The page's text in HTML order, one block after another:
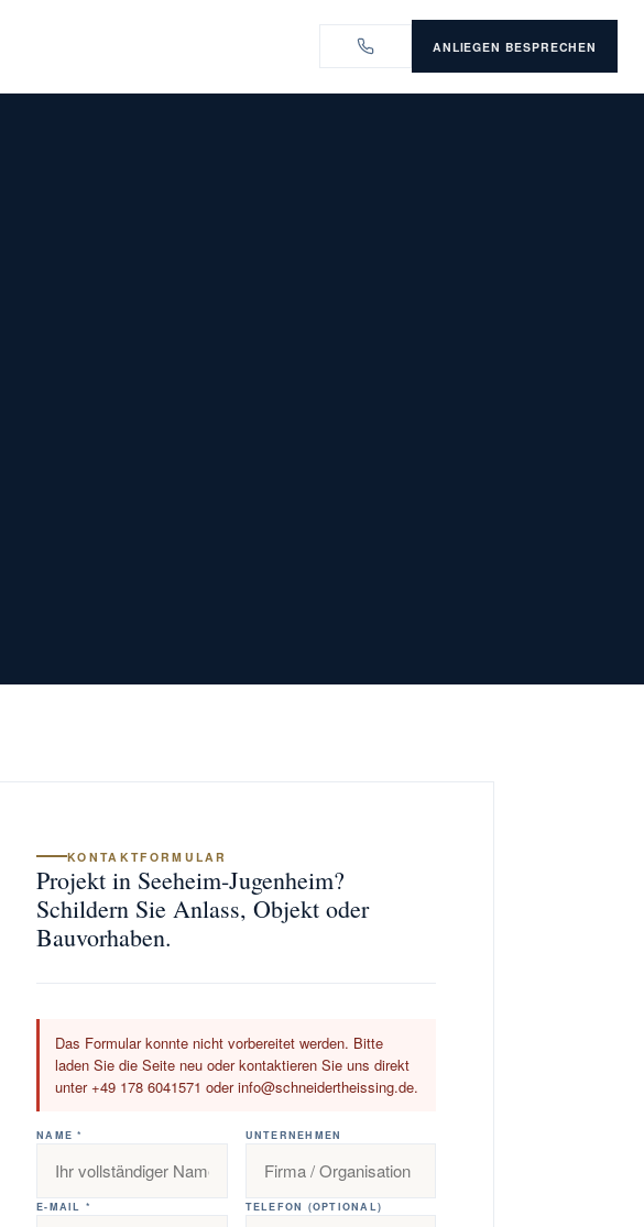
ANLIEGEN BESPRECHEN
KONTAKTFORMULAR
Projekt in Seeheim-Jugenheim?
Schildern Sie Anlass, Objekt oder
Bauvorhaben.
Das Formular konnte nicht vorbereitet werden. Bitte
laden Sie die Seite neu oder kontaktieren Sie uns direkt
unter +49 178 6041571 oder info@schneidertheissing.de.
NAME * UNTERNEHMEN
E-MAIL * TELEFON (OPTIONAL)